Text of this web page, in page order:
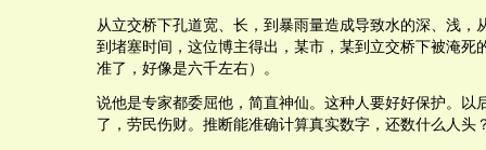
从立交桥下孔道宽、长，到暴雨量造成导致水的深、浅，
到堵塞时间，这位博主得出，某市，某到立交桥下被淹死
准了，好像是六千左右）。
说他是专家都委屈他，简直神仙。这种人要好好保护。以
了，劳民伤财。推断能准确计算真实数字，还数什么人头